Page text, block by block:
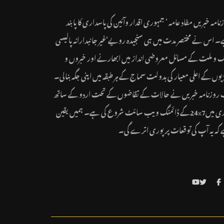
خبریں مفاد عامہ ‘ جمہوری اقدار وآئین کی پاسداری کا پابند
اس نے مختصر مدت میں ہی سنجیدہ رویے‘غیر جانبدارانہ پالیسی
و ملت کے مسائل معروضی انداز میں ابھارنے اور خبروں و
کے اعلی معیار کی بدولت سماج کے ہر طبقہ میں اپنی جگہ بنالی۔
خبریں نے حالات کے تقاضوں کے تحت اردو کے ساتھ
ہندی میں24x7کے ڈائمنگ ویب سائٹ شروع کی ہے۔ ہمیں یقین
یہ آپ کی توقعات پر پوری اترے گی۔